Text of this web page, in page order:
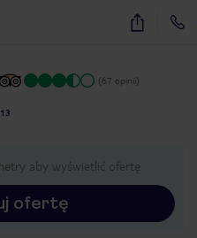
28
(67 opinii)
aby wyświetlić ofertę
ofertę